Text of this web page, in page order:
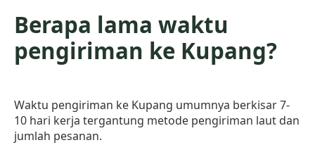
Berapa lama waktu
pengiriman ke Kupang?
Waktu pengiriman ke Kupang umumnya berkisar 7-
10 hari kerja tergantung metode pengiriman laut dan
jumlah pesanan.